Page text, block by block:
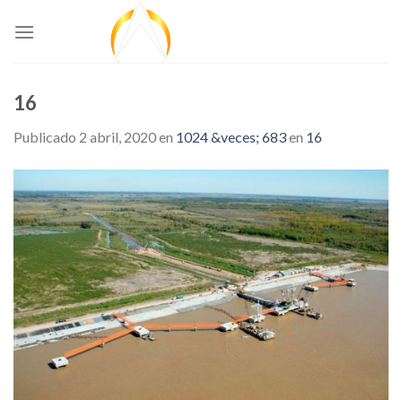
16
Publicado 2 abril, 2020en 1024 &veces; 683en 16